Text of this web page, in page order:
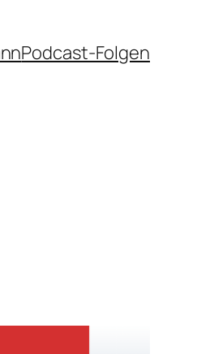
Podcast-Folgen